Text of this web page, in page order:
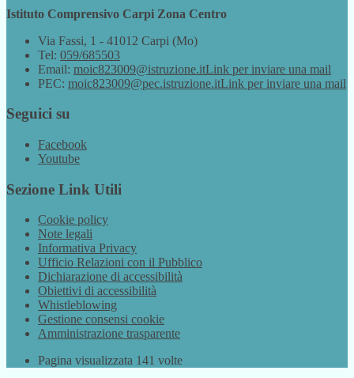
Istituto Comprensivo Carpi Zona Centro
Via Fassi, 1 - 41012 Carpi (Mo)
Tel: 059/685503
Email: moic823009@istruzione.itLink per inviare una mail
PEC: moic823009@pec.istruzione.itLink per inviare una mail
Seguici su
Facebook
Youtube
Sezione Link Utili
Cookie policy
Note legali
Informativa Privacy
Ufficio Relazioni con il Pubblico
Dichiarazione di accessibilità
Obiettivi di accessibilità
Whistleblowing
Gestione consensi cookie
Amministrazione trasparente
Pagina visualizzata 141 volte